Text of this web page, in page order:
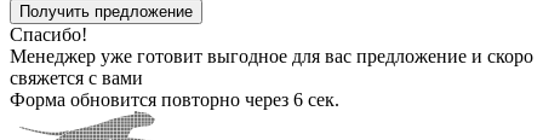
Получить предложение
Спасибо!
Менеджер уже готовит выгодное для вас предложение и скоро
свяжется с вами
Форма обновится повторно через 6 сек.